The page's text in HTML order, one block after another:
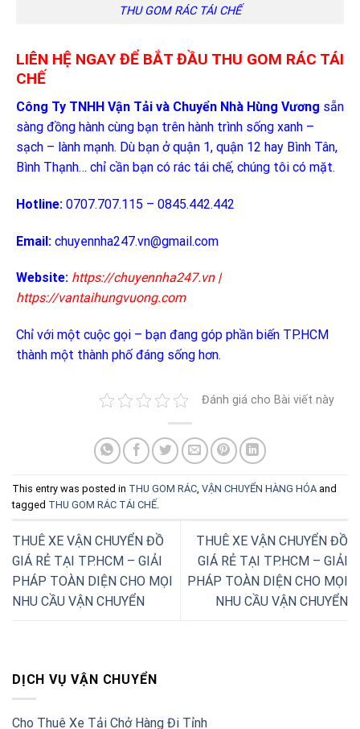
DỊCH VỤ VẬN CHUYỂN
Cho Thuê Xe Tải Chở Hàng Đi Tỉnh
THU GOM RÁC TÁI CHẾ
LIÊN HỆ NGAY ĐỂ BẮT ĐẦU THU GOM RÁC TÁI
CHẾ
Công Ty TNHH Vận Tải và Chuyển Nhà Hùng Vương sẵn
sàng đồng hành cùng bạn trên hành trình sống xanh –
sạch – lành mạnh. Dù bạn ở quận 1, quận 12 hay Bình Tân,
Bình Thạnh… chỉ cần bạn có rác tái chế, chúng tôi có mặt.
Hotline: 0707.707.115 – 0845.442.442
Email: chuyennha247.vn@gmail.com
Website: https://chuyennha247.vn|
https://vantaihungvuong.com
Chỉ với một cuộc gọi – bạn đang góp phần biến TP.HCM
thành một thành phố đáng sống hơn.
Đánh giá cho Bài viết này
This entry was posted in THU GOM RÁC VẬN CHUYỂN HÀNG HÓA and
tagged THU GOM RÁC TÁI CHẾ
THUÊ XE VẬN CHUYỂN ĐỒ
GIÁ RẺ TẠI TP.HCM – GIẢI
PHÁP TOÀN DIỆN CHO MỌI
NHU CẦU VẬN CHUYỂN
THUÊ XE VẬN CHUYỂN ĐỒ
GIÁ RẺ TẠI TP.HCM – GIẢI
PHÁP TOÀN DIỆN CHO MỌI
NHU CẦU VẬN CHUYỂN